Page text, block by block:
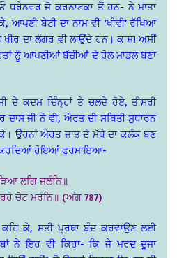
ਧਰੇਨਵਰ ਜੋ ਕਰਨਾਟਕਾ ਤੋਂ ਹਨ- ਨੇ ਮਾਤਾ
ਆਪਣੀ ਬੇਟੀ ਦਾ ਨਾਮ ਵੀ ‘ਖੀਵੀ’ ਰੱਖਿਆ
ਦਾ ਲੰਗਰ ਵੀ ਲਾਉਂਦੇ ਹਨ। ਕਾਸ਼! ਅਸੀਂ
ਨੂੰ ਆਪਣੀਆਂ ਬੱਚੀਆਂ ਦੇ ਰੋਲ ਮਾਡਲ ਬਣਾ
ਦੇ ਕਦਮ ਚਿੰਨ੍ਹਾਂ ਤੇ ਚਲਦੇ ਹੋਏ, ਤੀਸਰੀ
ਦਾਸ ਜੀ ਨੇ ਵੀ, ਔਰਤ ਦੀ ਸਥਿਤੀ ਸੁਧਾਰਨ
ਉਹਨਾਂ ਔਰਤ ਜ਼ਾਤ ਦੇ ਮੱਥੇ ਦਾ ਕਲੰਕ ਬਣ
ਕਰਦਿਆਂ ਹੋਇਆਂ ਫੁਰਮਾਇਆ-
ਲਗਿ ਜਲੰਨਿ॥
ਚੋਟ ਮਰੰਨਿ॥ (ਅੰਗ 787)
ਕੇ, ਸਤੀ ਪ੍ਰਥਾ ਬੰਦ ਕਰਵਾਉਣ ਲਈ
ਨੇ ਇਹ ਵੀ ਕਿਹਾ- ਕਿ ਜੇ ਮਰਦ ਦੂਜਾ